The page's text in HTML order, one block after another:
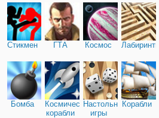
Стикмен ГТА Космос Лабиринты
Бомба
Космические
корабли
Настольные
игры
Корабли